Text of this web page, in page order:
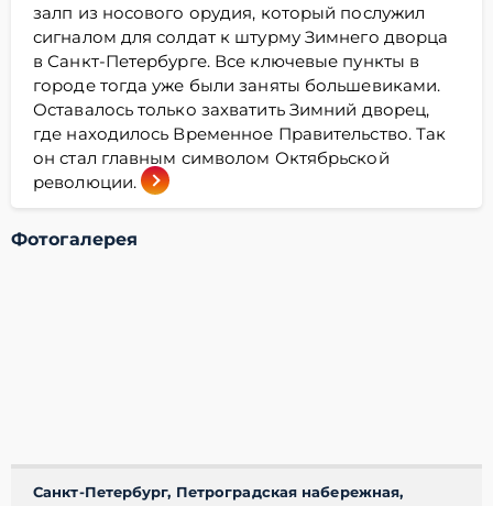
залп из носового орудия, который послужил
сигналом для солдат к штурму Зимнего дворца
в Санкт-Петербурге. Все ключевые пункты в
городе тогда уже были заняты большевиками.
Оставалось только захватить Зимний дворец,
где находилось Временное Правительство. Так
он стал главным символом Октябрьской
революции.
Фотогалерея
Санкт-Петербург, Петроградская набережная,